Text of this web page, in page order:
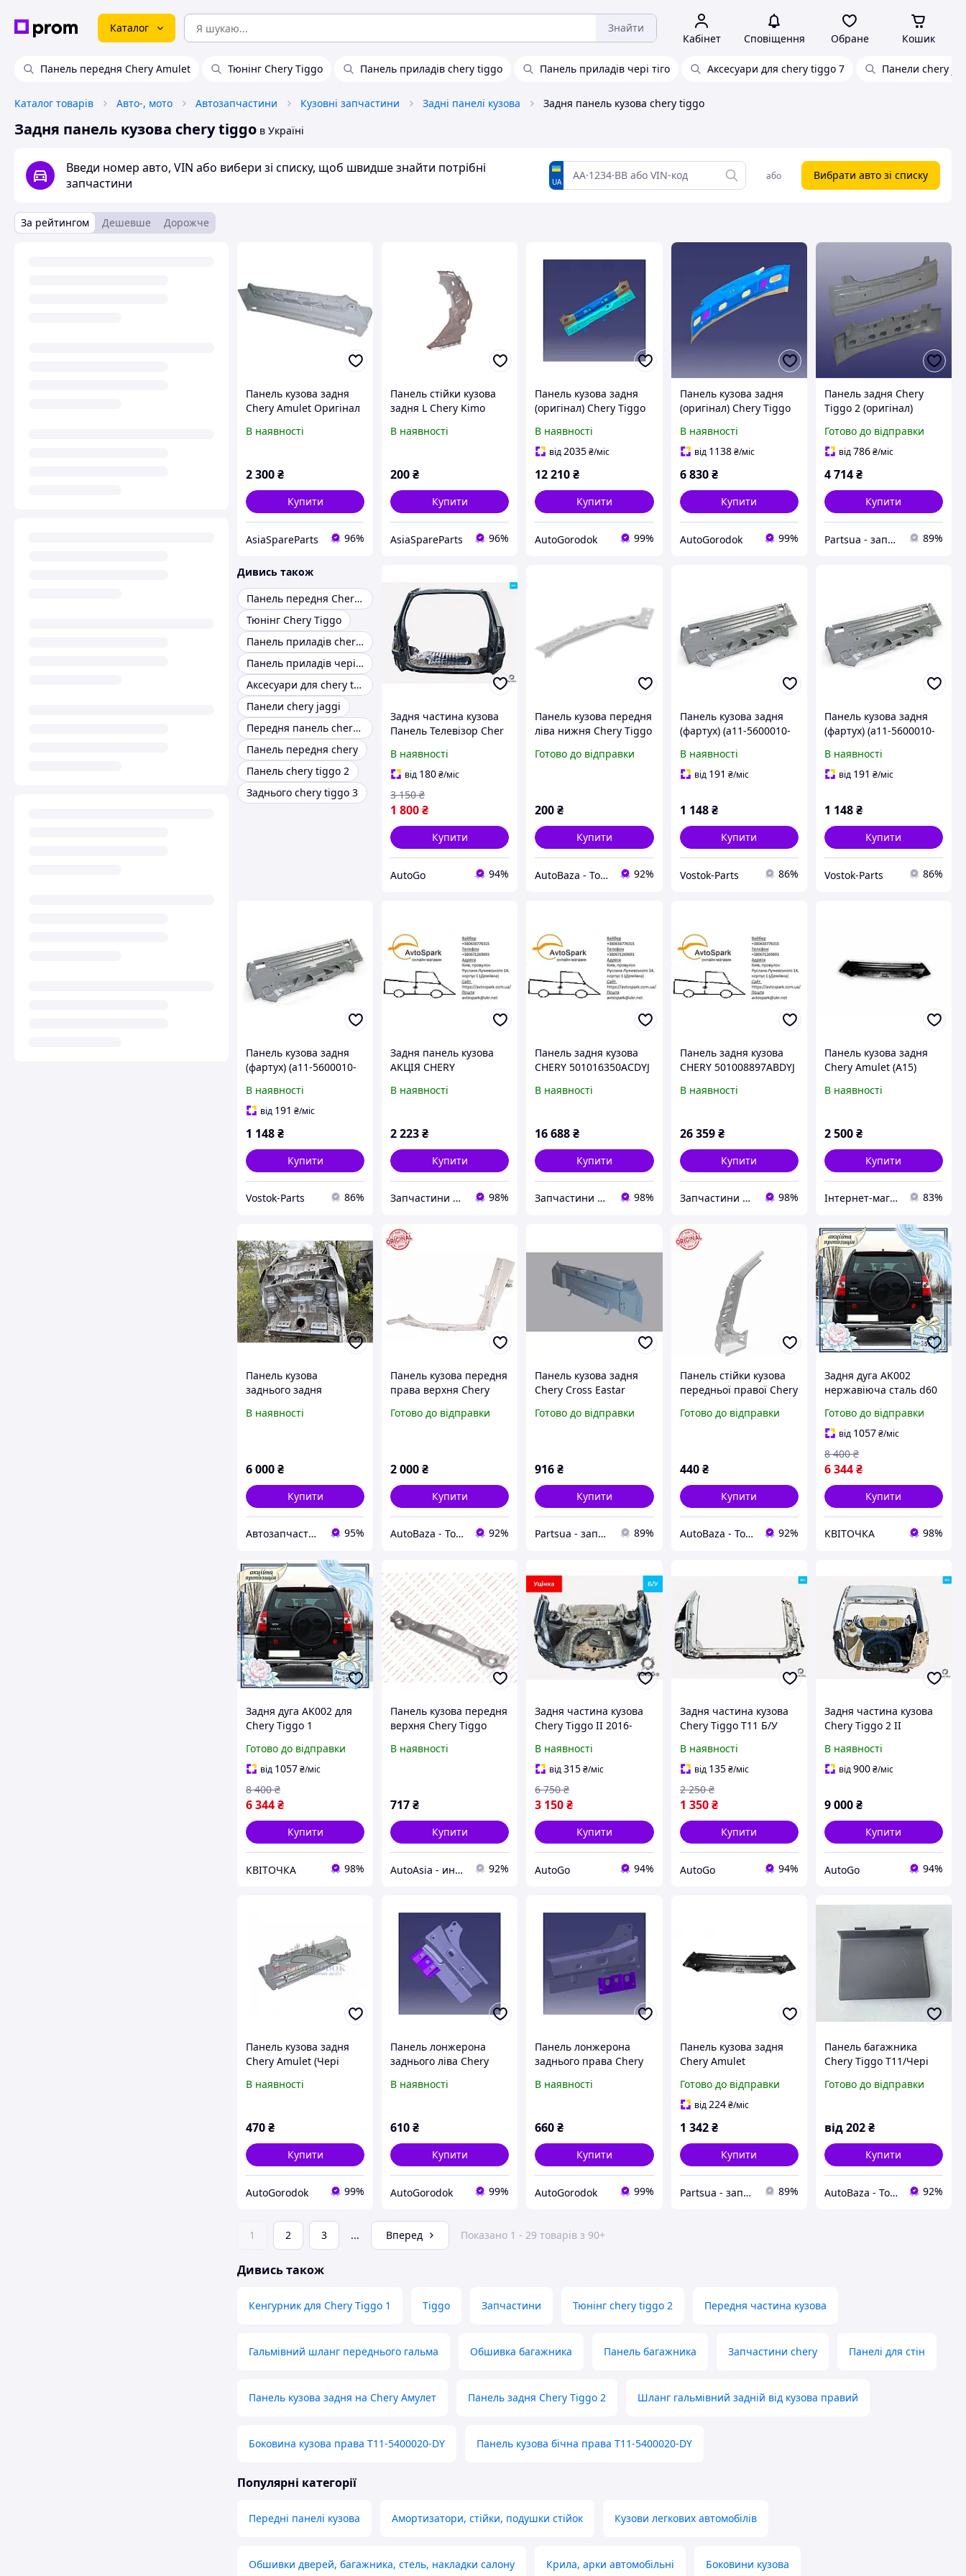
Каталог Знайти
Кабінет Сповіщення Обране Кошик
Панель передня Chery Amulet Тюнінг Chery Tiggo Панель приладів chery tiggo Панель приладів чері тіго Аксесуари для chery tiggo 7 Панели chery
Каталог товарів Авто-, мото Автозапчастини Кузовні запчастини Задні панелі кузова Задня панель кузова chery tiggo
Задня панель кузова chery tiggo в Україні
Введи номер авто, VIN або вибери зі списку, щоб швидше знайти потрібні
запчастини
UA або Вибрати авто зі списку
За рейтингом Дешевше Дорожче
Панель кузова задня
Chery Amulet Оригінал
В наявності
2 300₴
Купити
AsiaSpareParts 96%
Панель стійки кузова
задня L Chery Kimo
В наявності
200₴
Купити
AsiaSpareParts 96%
Панель кузова задня
(оригінал) Chery Tiggo
5600010-DY
В наявності
від2035₴/міс
12 210₴
Купити
AutoGorodok 99%
Панель кузова задня
(оригінал) Chery Tiggo
5600010-DY
В наявності
від 1138 ₴/міс
6 830 ₴
Купити
AutoGorodok 99%
Панель задня Chery
Tiggo 2 (оригінал)
Готово до відправки
від786₴/міс
4 714₴
Купити
Partsua - запчасти Днепр 89%
Дивись також
Панель передня Chery Amulet
Тюнінг Chery Tiggo
Панель приладів chery tiggo
Панель приладів чері тіго
Аксесуари для chery tiggo 7
Панели chery jaggi
Передня панель chery tiggo t11
Панель передня chery
Панель chery tiggo 2
Заднього chery tiggo 3
Задня частина кузова
Панель Телевізор Cher
В наявності
від 180₴/міс
1 800₴
3 150 ₴
Купити
AutoGo 94%
Панель кузова передня
ліва нижня Chery Tiggo
5300130-DY
Готово до відправки
200₴
Купити
AutoBaza - Товари для автомобілей та життя 92%
Панель кузова задня
(фартух) (a11-5600010-
A11/A15 (Чері Амулет)
В наявності
від 191 ₴/міс
1 148 ₴
Купити
Vostok-Parts 86%
Панель кузова задня
(фартух) (a11-5600010-
A11/A15 (Чері Амулет)
В наявності
від 191 ₴/міс
1 148₴
Купити
Vostok-Parts 86%
Панель кузова задня
(фартух) (a11-5600010-
A11/A15 (Чері Амулет)
В наявності
від 191 ₴/міс
1 148₴
Купити
Vostok-Parts 86%
Задня панель кузова
АКЦІЯ CHERY
В наявності
2 223₴
Купити
Запчастини на іномарки 98%
Панель задня кузова
CHERY 501016350ACDYJ
В наявності
16 688₴
Купити
Запчастини на іномарки 98%
Панель задня кузова
CHERY 501008897ABDYJ
В наявності
26 359 ₴
Купити
Запчастини на іномарки 98%
Панель кузова задня
Chery Amulet (A15)
В наявності
2 500₴
Купити
Інтернет-магазин "Авто Експерт Плюс" 83%
Панель кузова
заднього задня
четверть Чері Істар
В наявності
6 000₴
Купити
Автозапчастини 95%
Панель кузова передня
права верхня Chery
- T11-5300200-DY
Готово до відправки
2 000₴
Купити
AutoBaza - Товари для автомобілей та життя 92%
Панель кузова задня
Chery Cross Eastar
Готово до відправки
916₴
Купити
Partsua - запчасти Днепр 89%
Панель стійки кузова
передньої правої Chery
- T11-5400420-DY
Готово до відправки
440 ₴
Купити
AutoBaza - Товари для автомобілей та життя 92%
Задня дуга AK002
нержавіюча сталь d60
кенгурятник захист
кузова авто KVI_12
Готово до відправки
від 1057₴/міс
6 344₴
8 400 ₴
Купити
КВІТОЧКА 98%
Задня дуга AK002 для
Chery Tiggo 1
кенгурятник для
захисту кузова
автомобіля KVI_12
Готово до відправки
від 1057₴/міс
6 344₴
8 400 ₴
Купити
КВІТОЧКА 98%
Панель кузова передня
верхня Chery Tiggo
5300170-DY
В наявності
717₴
Купити
AutoAsia - интернет магазин запчастей к китайским автомобилям 92%
Задня частина кузова
Chery Tiggo II 2016-
В наявності
від315₴/міс
3 150₴
6 750 ₴
Купити
AutoGo 94%
Задня частина кузова
Chery Tiggo T11 Б/У
В наявності
від 135 ₴/міс
1 350 ₴
2 250 ₴
Купити
AutoGo 94%
Задня частина кузова
Chery Tiggo 2 II
В наявності
від900₴/міс
9 000₴
Купити
AutoGo 94%
Панель кузова задня
Chery Amulet (Чері
DY
В наявності
470₴
Купити
AutoGorodok 99%
Панель лонжерона
заднього ліва Chery
5101510-DY
В наявності
610₴
Купити
AutoGorodok 99%
Панель лонжерона
заднього права Chery
5101520-DY
В наявності
660₴
Купити
AutoGorodok 99%
Панель кузова задня
Chery Amulet
Готово до відправки
від224 ₴/міс
1 342 ₴
Купити
Partsua - запчасти Днепр 89%
Панель багажника
Chery Tiggo T11/Чері
(з розбірки)
Готово до відправки
від202₴
Купити
AutoBaza - Товари для автомобілей та життя 92%
1 2 3 ... Вперед Показано 1 - 29 товарів з 90+
Дивись також
Кенгурник для Chery Tiggo 1 Tiggo Запчастини Тюнінг chery tiggo 2 Передня частина кузова
Гальмівний шланг переднього гальма Обшивка багажника Панель багажника Запчастини chery Панелі для стін
Панель кузова задня на Chery Амулет Панель задня Chery Tiggo 2 Шланг гальмівний задній від кузова правий
Боковина кузова права T11-5400020-DY Панель кузова бічна права T11-5400020-DY
Популярні категорії
Передні панелі кузова Амортизатори, стійки, подушки стійок Кузови легкових автомобілів
Обшивки дверей, багажника, стель, накладки салону Крила, арки автомобільні Боковини кузова